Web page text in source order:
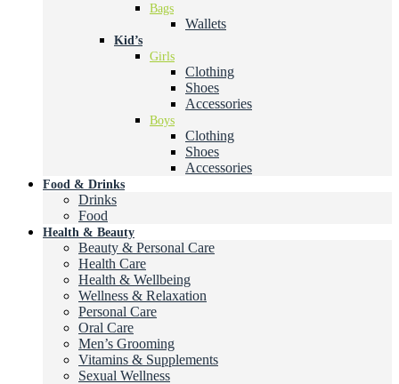
Bags
Wallets
Kid’s
Girls
Clothing
Shoes
Accessories
Boys
Clothing
Shoes
Accessories
Food & Drinks
Drinks
Food
Health & Beauty
Beauty & Personal Care
Health Care
Health & Wellbeing
Wellness & Relaxation
Personal Care
Oral Care
Men’s Grooming
Vitamins & Supplements
Sexual Wellness